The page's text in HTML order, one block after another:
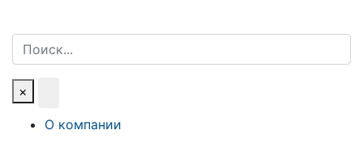
Поиск
×
О компании